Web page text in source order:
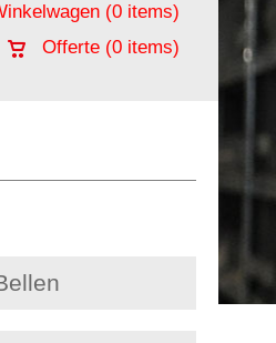
(0 items)
Offerte (0 items)